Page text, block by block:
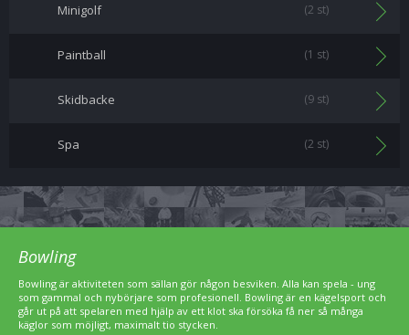
Minigolf (2 st)
Paintball (1 st)
Skidbacke (9 st)
Spa (2 st)
Bowling
Bowling är aktiviteten som sällan gör någon besviken. Alla kan spela - ung
som gammal och nybörjare som profesionell. Bowling är en kägelsport och
går ut på att spelaren med hjälp av ett klot ska försöka få ner så många
käglor som möjligt, maximalt tio stycken.